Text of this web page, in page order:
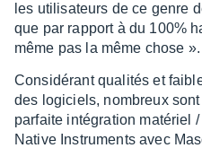
les utili­sa­teurs de ce genre
que par rapport à du 100%
même pas la même chose ».
Consi­dé­rant quali­tés et
des logi­ciels, nombreux
parfaite inté­gra­tion maté­riel
Native Instru­ments avec